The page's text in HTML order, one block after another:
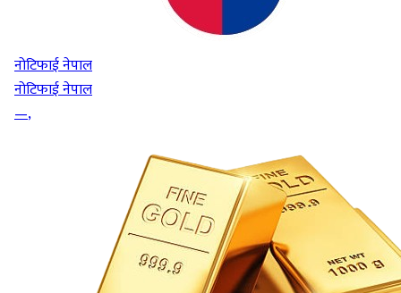
नोटिफाई नेपाल
नोटिफाई नेपाल
—,